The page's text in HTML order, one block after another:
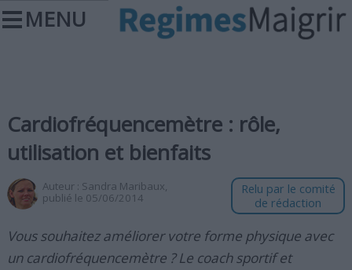
MENU
Cardiofréquencemètre : rôle,
utilisation et bienfaits
Auteur : Sandra Maribaux,
publié le 05/06/2014
Relu par le comité
de rédaction
Vous souhaitez améliorer votre forme physique avec
un cardiofréquencemètre ? Le coach sportif et